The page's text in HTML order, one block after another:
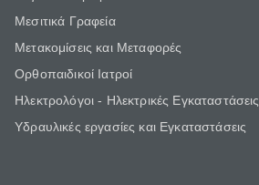
Μεσιτικά Γραφεία
Μετακομίσεις και Μεταφορές
Ορθοπαιδικοί Ιατροί
Ηλεκτρολόγοι - Ηλεκτρικές Εγκαταστάσεις
Υδραυλικές εργασίες και Εγκαταστάσεις